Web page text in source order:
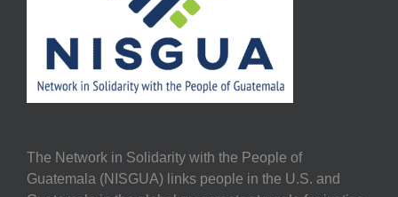
The Network in Solidarity with the People of
Guatemala (NISGUA) links people in the U.S. and